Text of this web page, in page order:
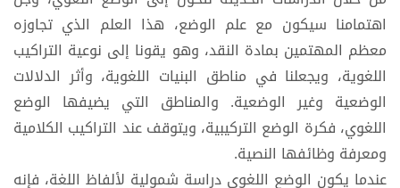
اهتمامنا سيكون مع علم الوضع، هذا العلم الذي تجاوزه
معظم المهتمين بمادة النقد، وهو يقونا إلى نوعية التراكيب
اللغوية، ويجعلنا في مناطق البنيات اللغوية، وأثر الدلالات
الوضعية وغير الوضعية. والمناطق التي يضيفها الوضع
اللغوي، فكرة الوضع التركيبية، ويتوقف عند التراكيب الكلامية
ومعرفة وظائفها النصية.
عندما يكون الوضع اللغوي دراسة شمولية لألفاظ اللغة، فإنه